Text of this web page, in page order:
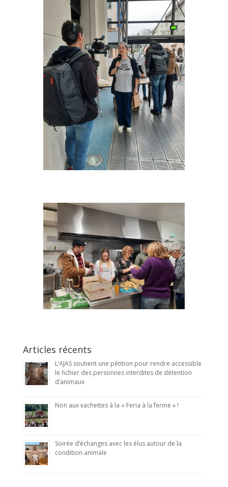
Articles récents
L’AJAS soutient une pétition pour rendre accessible
le fichier des personnes interdites de détention
d’animaux
Non aux vachettes à la « Feria à la ferme » !
Soirée d’échanges avec les élus autour de la
condition animale